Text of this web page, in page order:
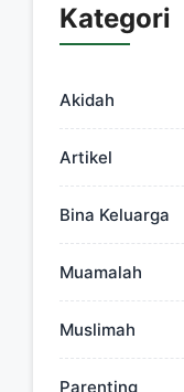
Kategori
Akidah
Artikel
Bina Keluarga
Muamalah
Muslimah
Parenting